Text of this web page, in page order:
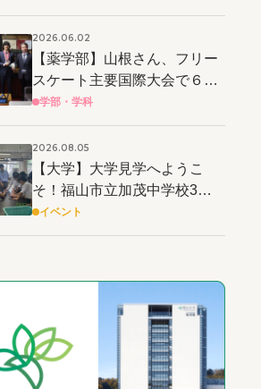
2026.06.02
【薬学部】山根さん、フリー
スケート主要国際大会で６連
覇達成 ＆ 世界記録も樹立！
学部・学科
2026.08.05
【大学】大学見学へようこ
そ！福山市立加茂中学校3年
生の皆さん！！
イベント